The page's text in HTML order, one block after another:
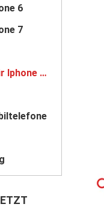
6
7
Ersatz der Batterie für Iphone 11